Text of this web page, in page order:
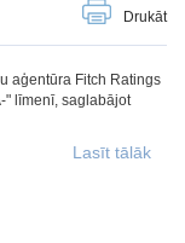
Drukāt
aģentūra Fitch Ratings
" līmenī, saglabājot
Lasīt tālāk